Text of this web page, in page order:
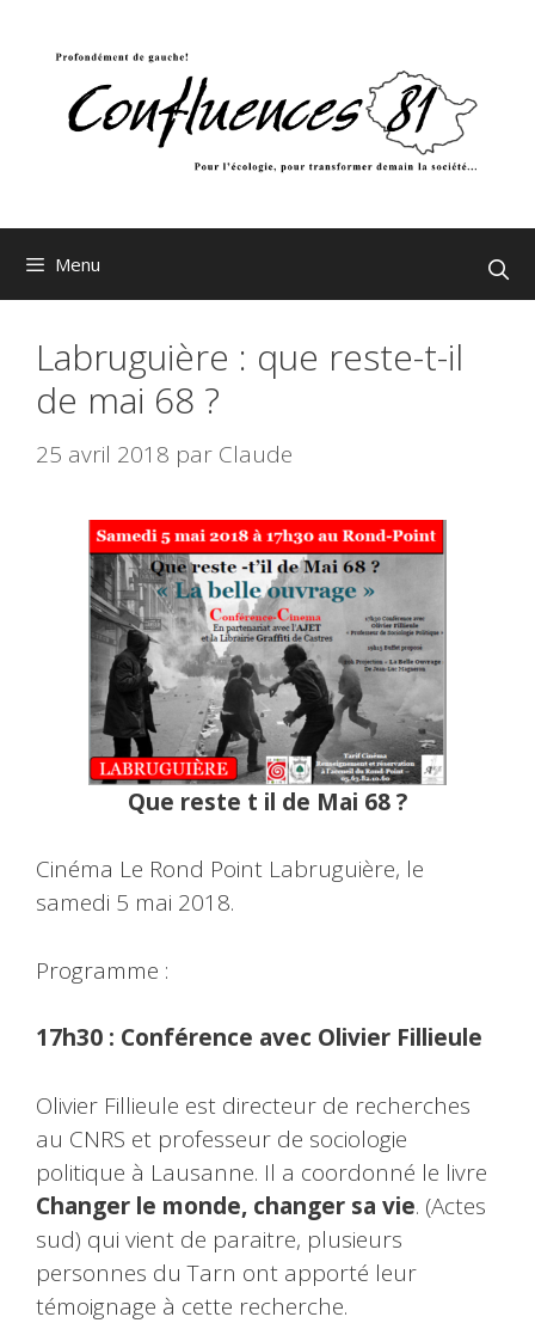
Menu
Labruguière : que reste-t-il
de mai 68 ?
25 avril 2018 par Claude
Que reste t il de Mai 68 ?
Cinéma Le Rond Point Labruguière, le
samedi 5 mai 2018.
Programme :
17h30 : Conférence avec Olivier Fillieule
Olivier Fillieule est directeur de recherches
au CNRS et professeur de sociologie
politique à Lausanne. Il a coordonné le livre
Changer le monde, changer sa vie. (Actes
sud) qui vient de paraitre, plusieurs
personnes du Tarn ont apporté leur
témoignage à cette recherche.